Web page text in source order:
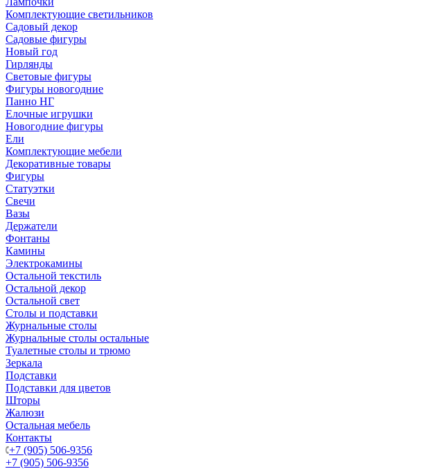
Комплектующие светильников
Садовый декор
Садовые фигуры
Новый год
Гирлянды
Световые фигуры
Фигуры новогодние
Панно НГ
Елочные игрушки
Новогодние фигуры
Ели
Комплектующие мебели
Декоративные товары
Фигуры
Статуэтки
Свечи
Вазы
Держатели
Фонтаны
Камины
Электрокамины
Остальной текстиль
Остальной декор
Остальной свет
Столы и подставки
Журнальные столы
Журнальные столы остальные
Туалетные столы и трюмо
Зеркала
Подставки
Подставки для цветов
Шторы
Жалюзи
Остальная мебель
Контакты
+7 (905) 506-9356
+7 (905) 506-9356